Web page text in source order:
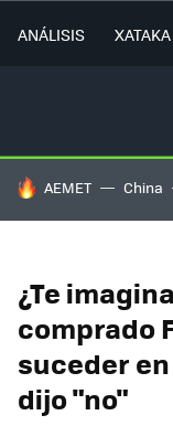
ANÁLISIS
HOY SE HABLA DE
AEMET China
¿Te
comprado
suceder
dijo "no"